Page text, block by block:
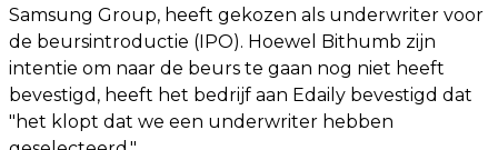
Samsung Group, heeft gekozen als underwriter voor
de beursintroductie (IPO). Hoewel Bithumb zijn
intentie om naar de beurs te gaan nog niet heeft
bevestigd, heeft het bedrijf aan Edaily bevestigd dat
"het klopt dat we een underwriter hebben